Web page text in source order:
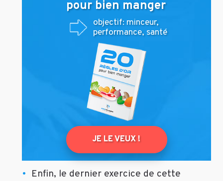
pour bien manger
objectif: minceur,
performance, santé
JE LE VEUX !
Enfin, le dernier exercice de cette
une
alimentation